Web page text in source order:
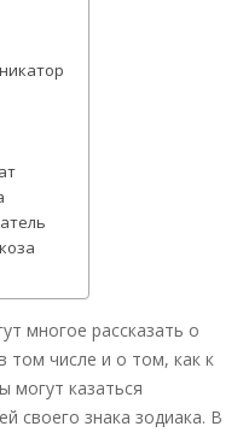
многое рассказать о
том числе и о том, как к
казаться
своего знака зодиака. В